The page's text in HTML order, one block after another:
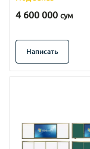
4 600 000 сум
Написать